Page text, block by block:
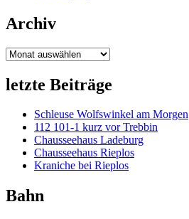
Archiv
Archiv
letzte Beiträge
Schleuse Wolfswinkel am Morgen
112 101-1 kurz vor Trebbin
Chausseehaus Ladeburg
Chausseehaus Rieplos
Kraniche bei Rieplos
Bahn